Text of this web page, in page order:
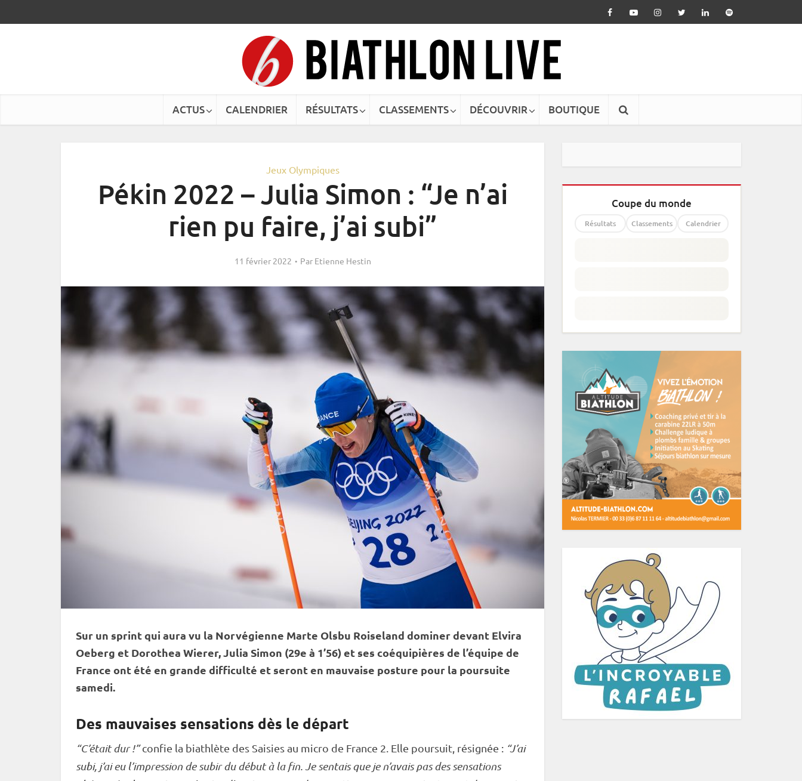
ACTUS CALENDRIER RÉSULTATS CLASSEMENTS DÉCOUVRIR BOUTIQUE
Jeux Olympiques
Pékin 2022 – Julia Simon : “Je n’ai
rien pu faire, j’ai subi”
11 février 2022 Par Etienne Hestin
Sur un sprintqui aura vu la Norvégienne Marte Olsbu Roiseland dominer devant Elvira
Oeberg et Dorothea Wierer, Julia Simon (29e à 1’56) et ses coéquipières de l’équipe de
France ont été en grande difficulté et seront en mauvaise posture pour la poursuite
samedi.
Des mauvaises sensations dès le départ
“C’était dur !”confie la biathlète des Saisies au micro de France 2. Elle poursuit, résignée : “J’ai
subi, j’ai eu l’impression de subir du début à la fin. Je sentais que je n’avais pas des sensations
Coupe du monde
Résultats Classements Calendrier